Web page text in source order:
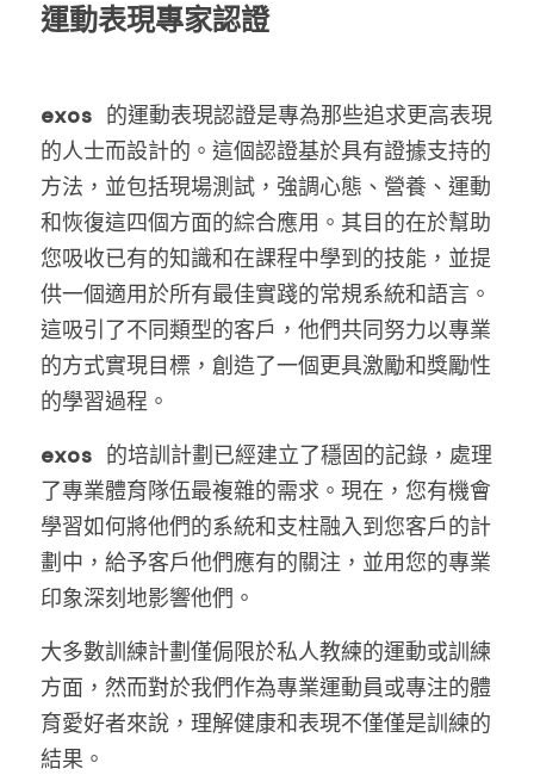
運動表現專家認證
exos 的運動表現認證是專為那些追求更高表現
的人士而設計的。這個認證基於具有證據支持的
方法，並包括現場測試，強調心態、營養、運動
和恢復這四個方面的綜合應用。其目的在於幫助
您吸收已有的知識和在課程中學到的技能，並提
供一個適用於所有最佳實踐的常規系統和語言。
這吸引了不同類型的客戶，他們共同努力以專業
的方式實現目標，創造了一個更具激勵和獎勵性
的學習過程。
exos 的培訓計劃已經建立了穩固的記錄，處理
了專業體育隊伍最複雜的需求。現在，您有機會
學習如何將他們的系統和支柱融入到您客戶的計
劃中，給予客戶他們應有的關注，並用您的專業
印象深刻地影響他們。
大多數訓練計劃僅侷限於私人教練的運動或訓練
方面，然而對於我們作為專業運動員或專注的體
育愛好者來說，理解健康和表現不僅僅是訓練的
結果。